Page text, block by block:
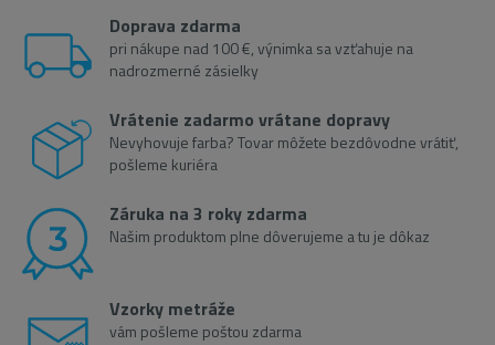
Doprava zdarma
pri nákupe nad 100 €, výnimka sa vzťahuje na
nadrozmerné zásielky
Vrátenie zadarmo vrátane dopravy
Nevyhovuje farba? Tovar môžete bezdôvodne vrátiť,
pošleme kuriéra
Záruka na 3 roky zdarma
Našim produktom plne dôverujeme a tu je dôkaz
Vzorky metráže
vám pošleme poštou zdarma